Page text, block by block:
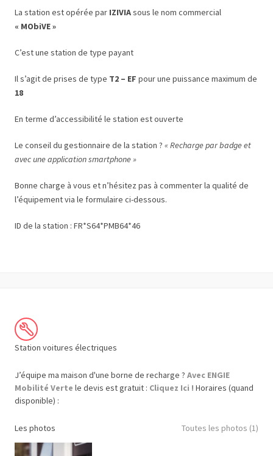
La station est opérée par IZIVIAsous le nom commercial
« MObiVE »
C’est une station de type payant
Il s’agit de prises de type T2 – EF pour une puissance maximum de
18
En terme d’accessibilité le station est ouverte
Le conseil du gestionnaire de la station ? « Recharge par badge et
avec une application smartphone »
Bonne charge à vous et n’hésitez pas à commenter la qualité de
l’équipement via le formulaire ci-dessous.
ID de la station : FR*S64*PMB64*46
Station voitures électriques
J’équipe ma maison d'une borne de recharge ? Avec ENGIE
Mobilité Verte le devis est gratuit : Cliquez Ici ! Horaires (quand
disponible) :
Les photos Toutes les photos (1)